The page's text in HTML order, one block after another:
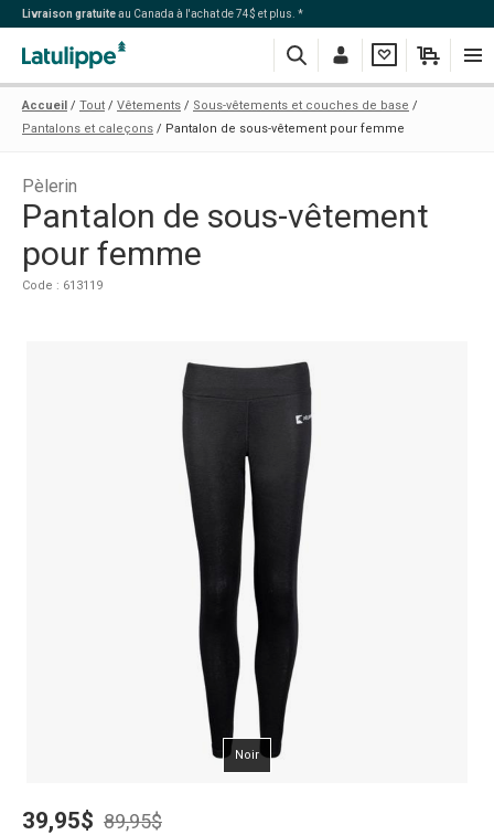
Livraison gratuiteau Canada à l'achat de 74$ et plus. *
Recherche
Me
connecter
Ma
liste
Mon
Accueil Tout Vêtements
Sous-vêtements et couches de base
Pantalons et caleçons
Pantalon de sous-vêtement pour femme
Noir
Pèlerin
Pantalon de sous-vêtement
pour femme
Code : 613119
39,95$ 89,95$